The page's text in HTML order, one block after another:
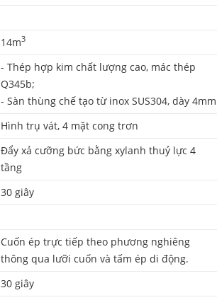
14m3
- Thép hợp kim chất lượng cao, mác thép
Q345b;
- Sàn thùng chế tạo từ inox SUS304, dày 4mm
Hình trụ vát, 4 mặt cong trơn
Đẩy xả cưỡng bức bằng xylanh thuỷ lực 4
tầng
30 giây
Cuốn ép trực tiếp theo phương nghiêng
thông qua lưỡi cuốn và tấm ép di động.
30 giây